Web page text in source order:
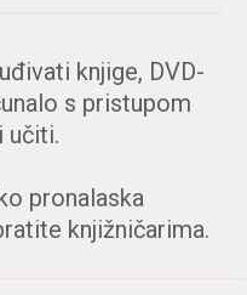
knjige, DVD-
s pristupom
učiti.
pronalaska
knjižničarima.